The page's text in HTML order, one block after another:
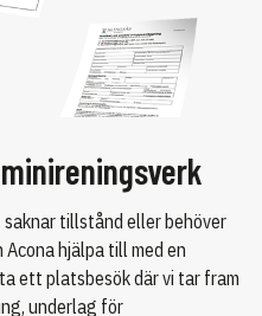
tillstånd eller behöver
hjälpa till med en
ett platsbesök där vi tar fram
underlag för